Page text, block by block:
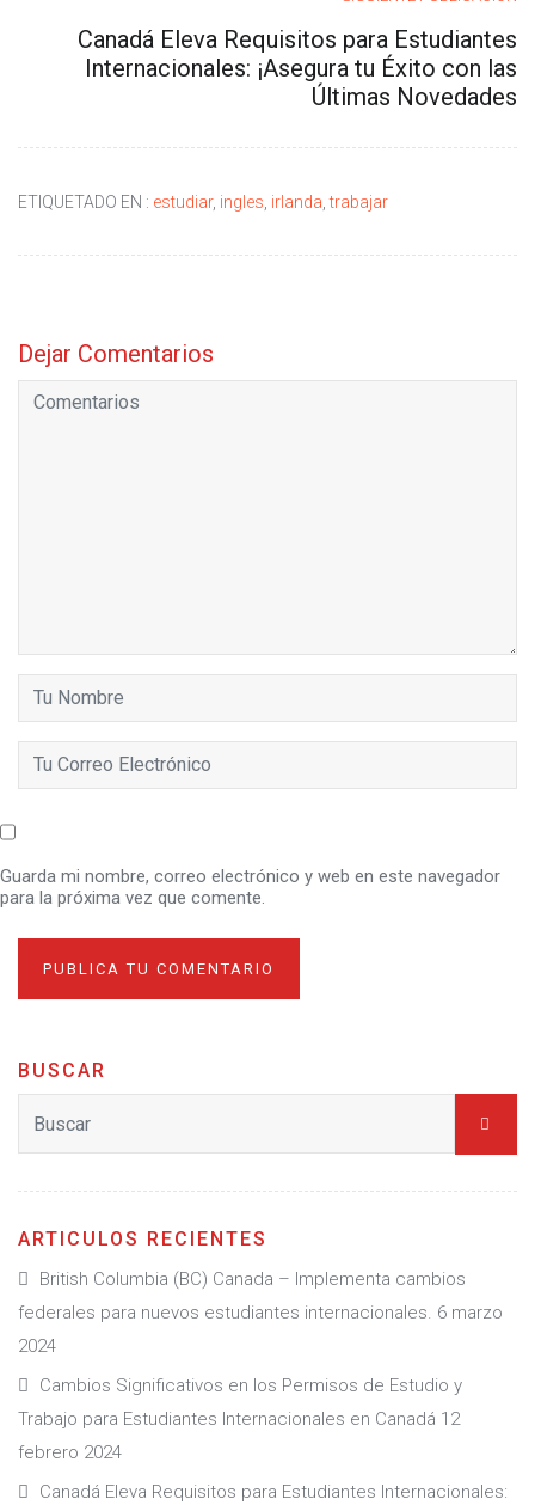
Canadá Eleva Requisitos para Estudiantes
Internacionales: ¡Asegura tu Éxito con las
Últimas Novedades
ETIQUETADO EN : estudiar, ingles, irlanda,trabajar
Dejar Comentarios
Guarda mi nombre, correo electrónico y web en este navegador
para la próxima vez que comente.
BUSCAR
ARTICULOS RECIENTES
British Columbia (BC) Canada – Implementa cambios
federales para nuevos estudiantes internacionales. 6 marzo
2024
Cambios Significativos en los Permisos de Estudio y
Trabajo para Estudiantes Internacionales en Canadá 12
febrero 2024
Canadá Eleva Requisitos para Estudiantes Internacionales: